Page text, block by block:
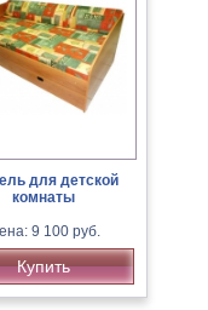
для детской
комнаты
9 100 руб.
Купить